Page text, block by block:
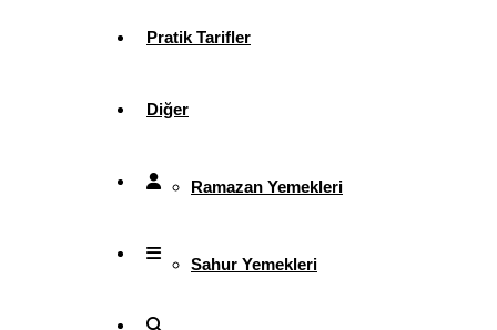
Pratik Tarifler
Diğer
Ramazan Yemekleri
Sahur Yemekleri